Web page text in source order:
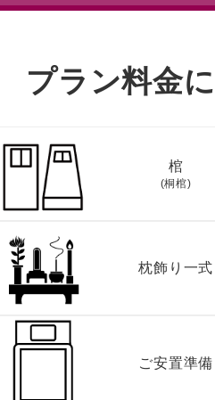
プラン料金に
棺
(桐棺)
枕飾り一式
ご安置準備